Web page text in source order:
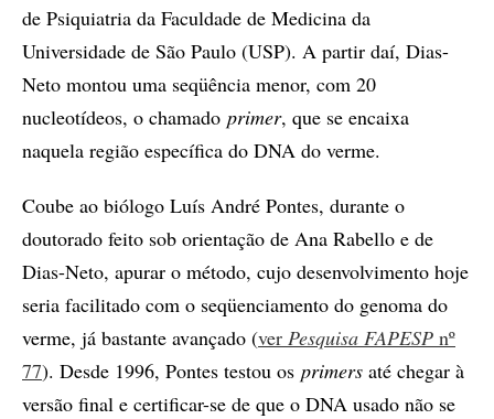
de Psiquiatria da Faculdade de Medicina da
Universidade de São Paulo (USP). A partir daí, Dias-
Neto montou uma seqüência menor, com 20
nucleotídeos, o chamado primer, que se encaixa
naquela região específica do DNA do verme.
Coube ao biólogo Luís André Pontes, durante o
doutorado feito sob orientação de Ana Rabello e de
Dias-Neto, apurar o método, cujo desenvolvimento hoje
seria facilitado com o seqüenciamento do genoma do
verme, já bastante avançado (ver Pesquisa FAPESP nº
77). Desde 1996, Pontes testou os primers até chegar à
versão final e certificar-se de que o DNA usado não se